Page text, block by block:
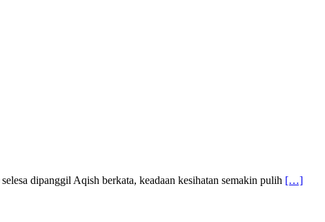
dipanggil Aqish berkata, keadaan kesihatan semakin pulih […]